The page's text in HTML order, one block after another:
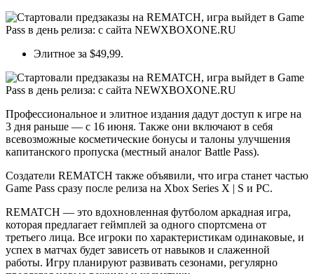
Элитное за $49,99.
Профессиональное и элитное издания дадут доступ к игре на
3 дня раньше — с 16 июня. Также они включают в себя
всевозможные косметические бонусы и талоны улучшения
капитанского пропуска (местный аналог Battle Pass).
Создатели REMATCH также объявили, что игра станет частью
Game Pass сразу после релиза на Xbox Series X | S и PC.
REMATCH — это вдохновленная футболом аркадная игра,
которая предлагает геймплей за одного спортсмена от
третьего лица. Все игроки по характеристикам одинаковые, и
успех в матчах будет зависеть от навыков и слаженной
работы. Игру планируют развивать сезонами, регулярно